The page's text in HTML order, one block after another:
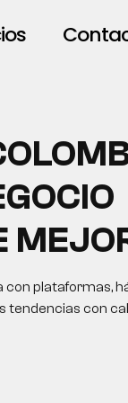
con plataformas,
tendencias con